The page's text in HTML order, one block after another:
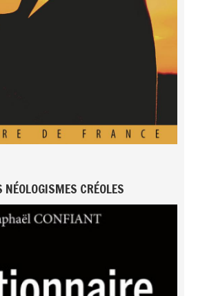
CRÉOLES